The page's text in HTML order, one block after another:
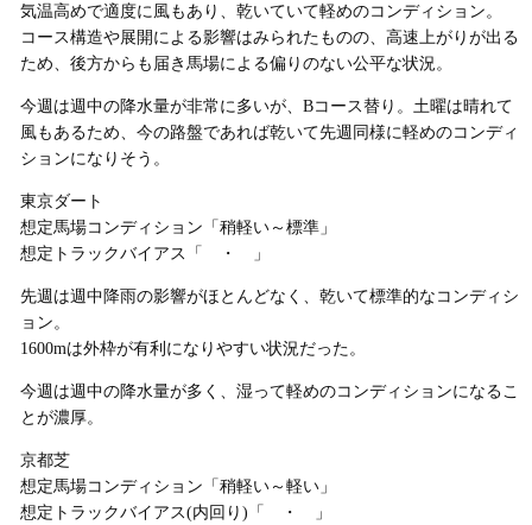
気温高めで適度に風もあり、乾いていて軽めのコンディション。
コース構造や展開による影響はみられたものの、高速上がりが出る
ため、後方からも届き馬場による偏りのない公平な状況。
今週は週中の降水量が非常に多いが、Bコース替り。土曜は晴れて
風もあるため、今の路盤であれば乾いて先週同様に軽めのコンディ
ションになりそう。
東京ダート
想定馬場コンディション「稍軽い～標準」
想定トラックバイアス「 ・ 」
先週は週中降雨の影響がほとんどなく、乾いて標準的なコンディシ
ョン。
1600mは外枠が有利になりやすい状況だった。
今週は週中の降水量が多く、湿って軽めのコンディションになるこ
とが濃厚。
京都芝
想定馬場コンディション「稍軽い～軽い」
想定トラックバイアス(内回り)「 ・ 」